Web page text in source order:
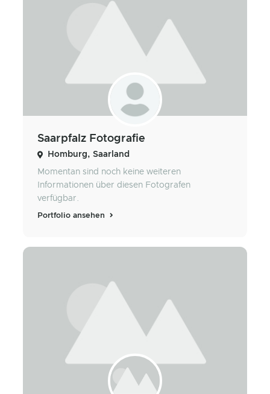
Saarpfalz Fotografie
Homburg, Saarland
Momentan sind noch keine weiteren
Informationen über diesen Fotografen
verfügbar.
Portfolio ansehen